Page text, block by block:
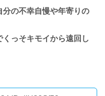
の不幸自慢や年寄りの
っそキモイから遠回し